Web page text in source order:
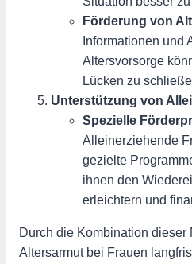
Förderung von
Informationen und
Altersvorsorge
Lücken zu
Unterstützung von
Spezielle
Alleinerziehende
gezielte
ihnen den
erleichtern und
Durch die Kombination
Altersarmut bei Frauen